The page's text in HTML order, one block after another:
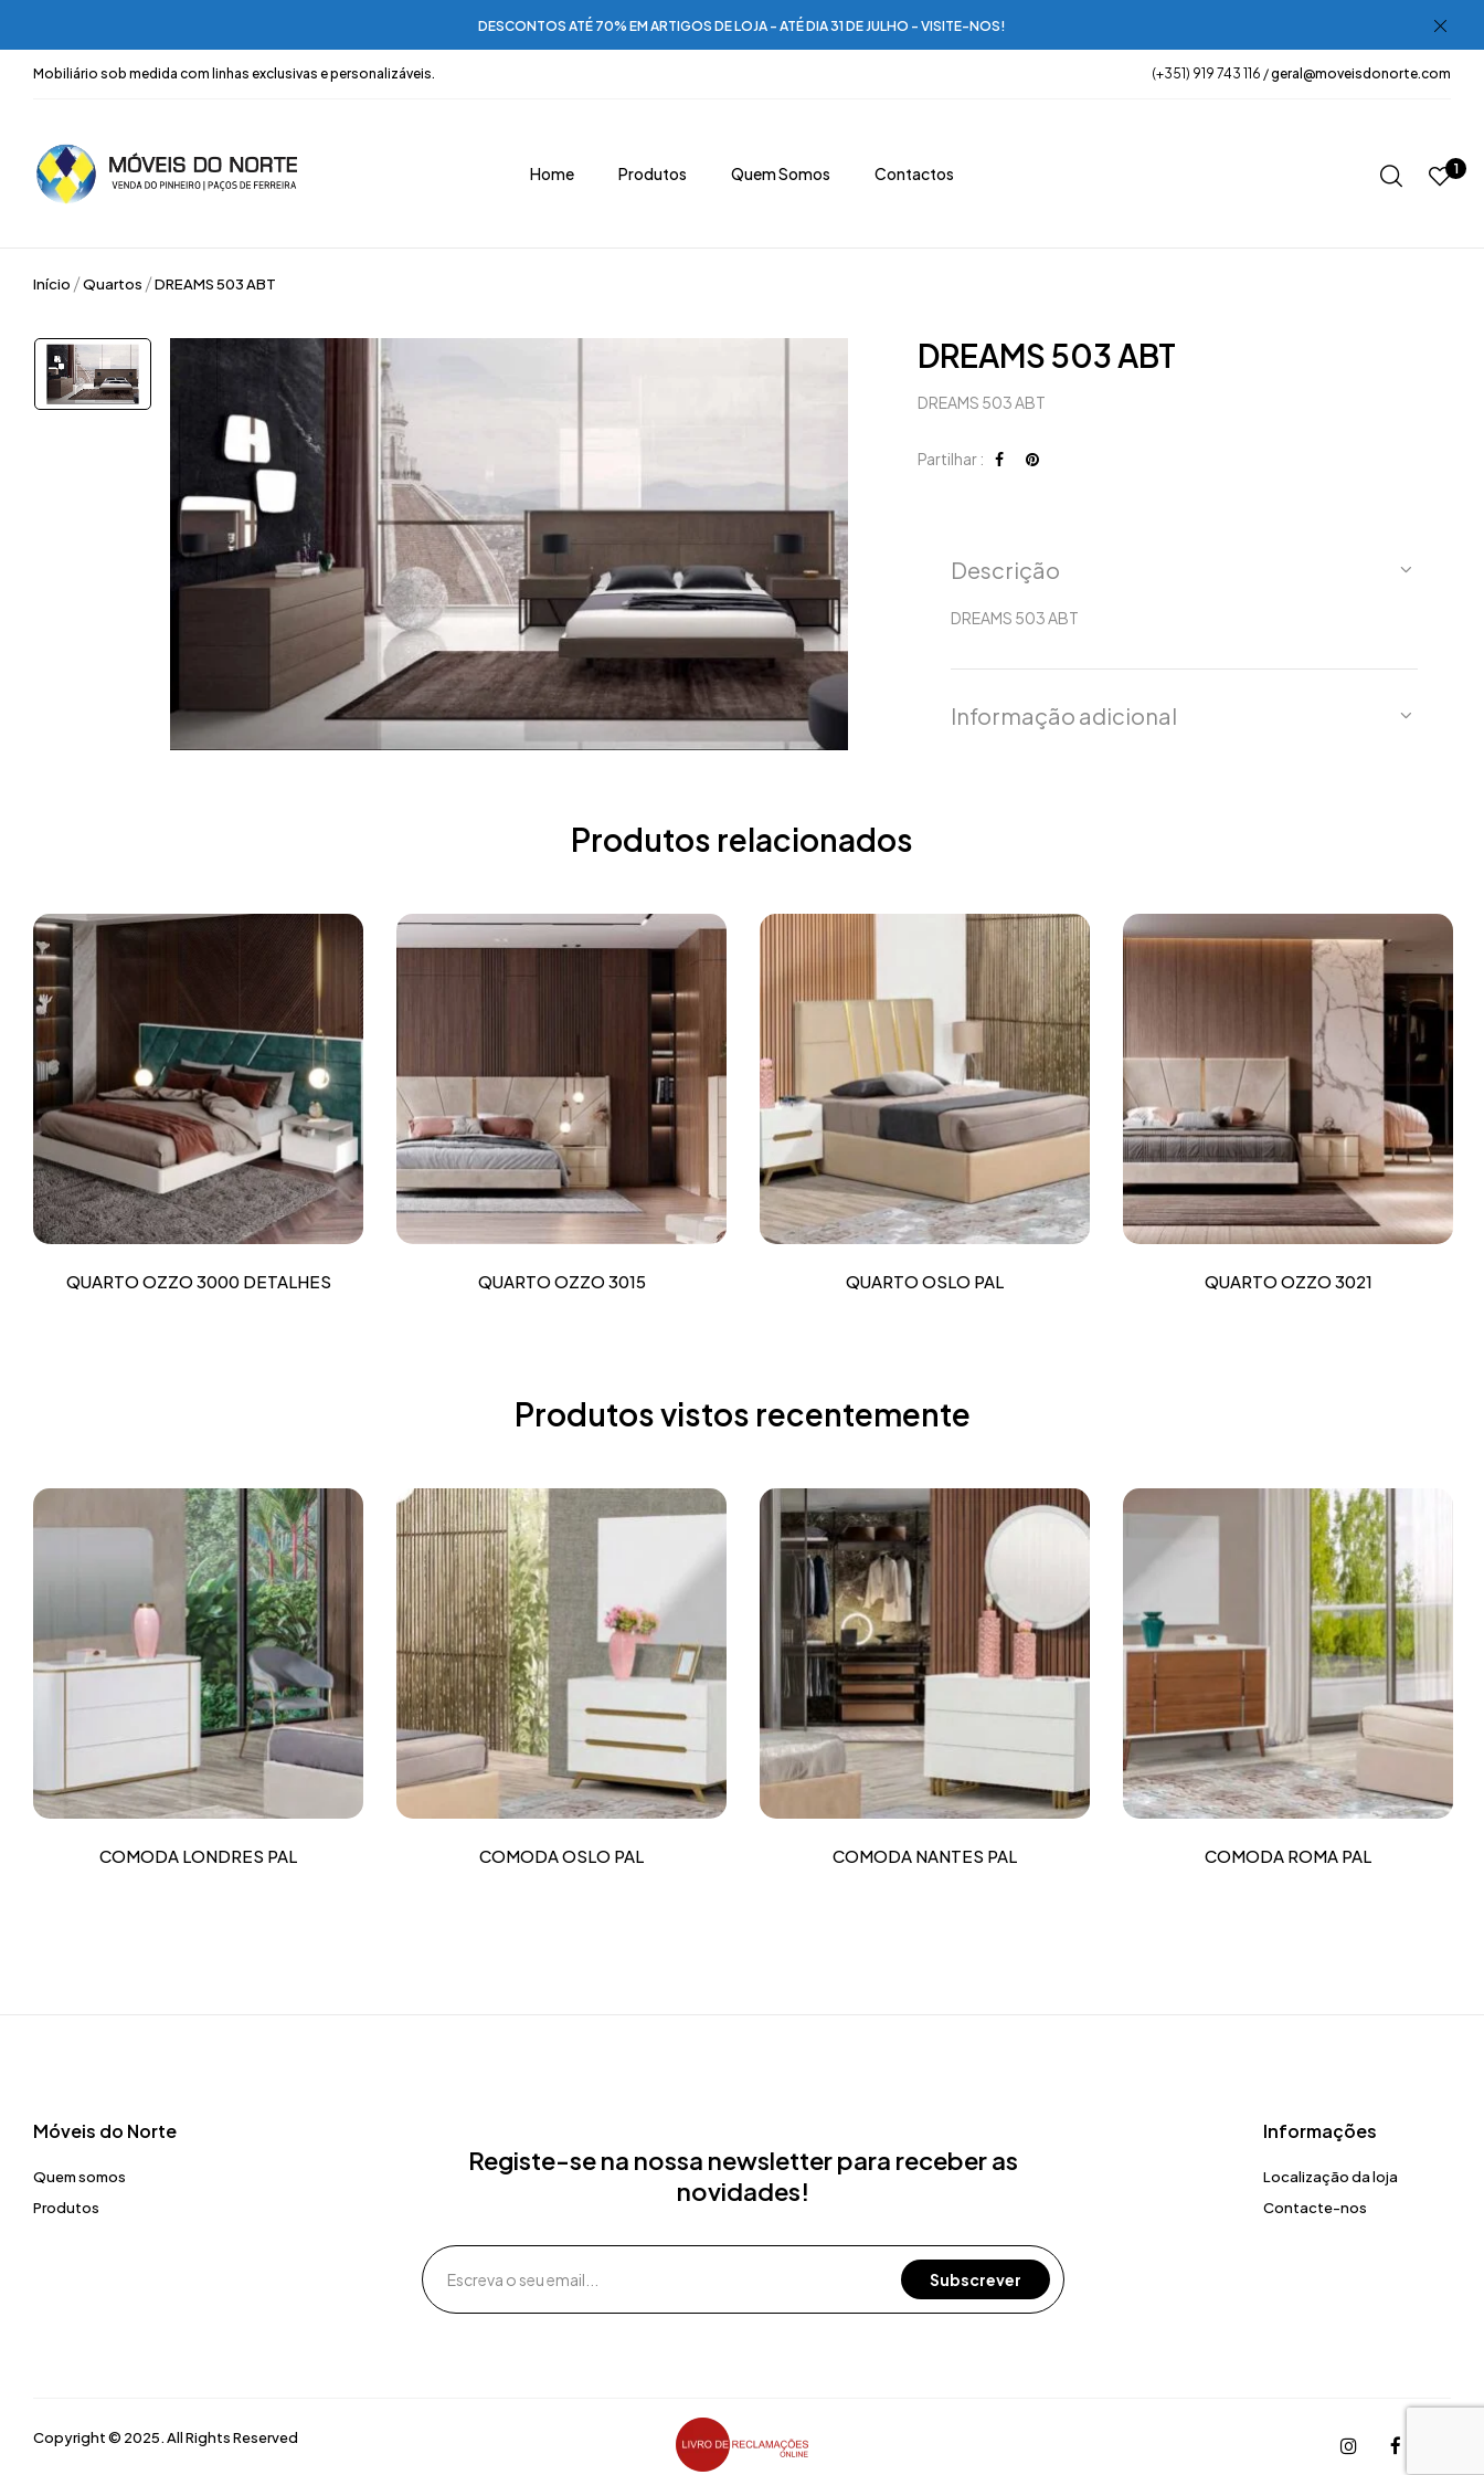
DESCONTOS ATÉ 70% EM ARTIGOS DE LOJA - ATÉ DIA 31 DE JULHO - VISITE-NOS!
Mobiliário sob medida com linhas exclusivas e personalizáveis. (+351) 919 743 116 /geral@moveisdonorte.com
Home Produtos Quem Somos Contactos 1
Início Quartos DREAMS 503 ABT
DREAMS 503 ABT
DREAMS 503 ABT
Partilhar :
Descrição
DREAMS 503 ABT
Informação adicional
Produtos relacionados
QUARTO OZZO 3000 DETALHES QUARTO OZZO 3015 QUARTO OSLO PAL QUARTO OZZO 3021
Produtos vistos recentemente
COMODA LONDRES PAL COMODA OSLO PAL COMODA NANTES PAL COMODA ROMA PAL
Móveis do Norte​
Quem somos
Produtos
Registe-se na nossa newsletter para receber as
novidades!
Informações
Localização da loja
Contacte-nos
Copyright © 2025. All Rights Reserved